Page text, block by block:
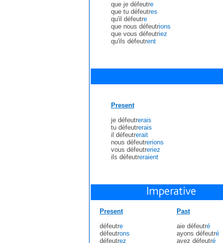
que je défeutre
que tu défeutres
qu'il défeutre
que nous défeutrions
que vous défeutriez
qu'ils défeutrent
Present
je défeutrerais
tu défeutrerais
il défeutrerait
nous défeutrerions
vous défeutreriez
ils défeutreraient
Present
défeutre
défeutrons
défeutrez
Past
aie défeutré
ayons défeutré
ayez défeutré